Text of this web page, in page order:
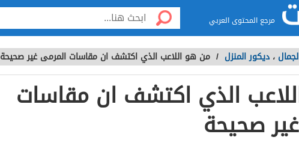
مرجع المحتوى العربي
، ديكور المنزل / من هو اللاعب الذي اكتشف ان مقاسات المرمى غير صحيحة
الذي اكتشف ان مقاسات
صحيحة